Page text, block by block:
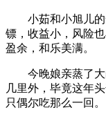
小茹和小旭儿
镖，收益小，风险
盈余，和乐美满。
今晚娘亲蒸了
几里外，毕竟这年
只偶尔吃那么一回。